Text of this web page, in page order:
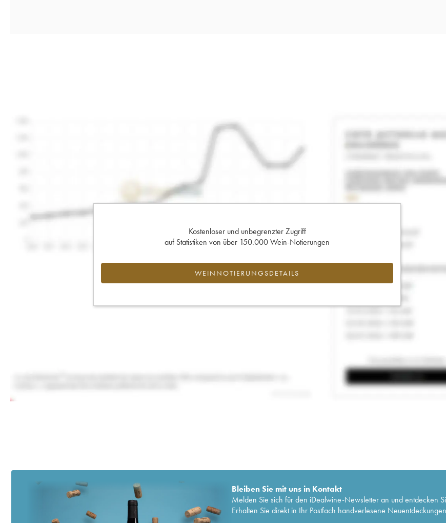
Kostenloser und unbegrenzter Zugriff
auf Statistiken von über 150.000 Wein-Notierungen
WEINNOTIERUNGSDETAILS
Bleiben Sie mit uns in Kontakt
Melden Sie sich für den iDealwine-Newsletter an und entdecken
Erhalten Sie direkt in Ihr Postfach handverlesene